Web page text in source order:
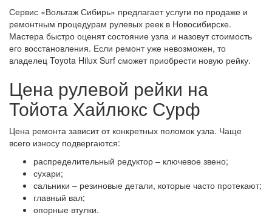
Сервис «Вольтаж Сибирь» предлагает услуги по продаже и
ремонтным процедурам рулевых реек в Новосибирске.
Мастера быстро оценят состояние узла и назовут стоимость
его восстановления. Если ремонт уже невозможен, то
владелец Toyota Hilux Surf сможет приобрести новую рейку.
Цена рулевой рейки на
Тойота Хайлюкс Сурф
Цена ремонта зависит от конкретных поломок узла. Чаще
всего износу подвергаются:
распределительный редуктор – ключевое звено;
сухари;
сальники – резиновые детали, которые часто протекают;
главный вал;
опорные втулки.